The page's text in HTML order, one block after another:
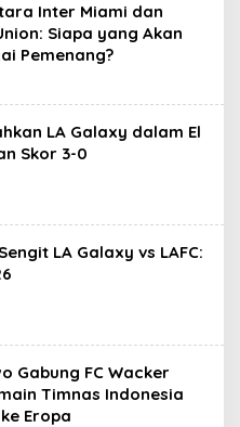
Inter Miami dan
Siapa yang Akan
Pemenang?
LA Galaxy dalam El
Skor 3-0
LA Galaxy vs LAFC:
Gabung FC Wacker
Timnas Indonesia
Eropa